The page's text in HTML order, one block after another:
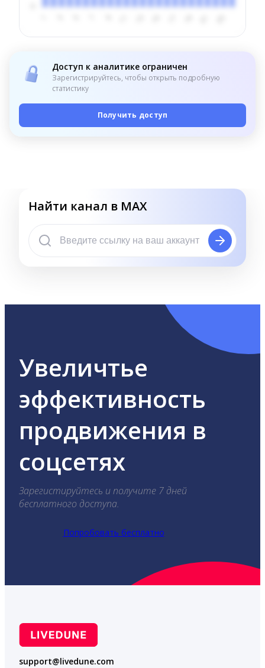
Доступ к аналитике ограничен
Зарегистрируйтесь, чтобы открыть подробную
статистику
Получить доступ
Найти канал в MAX
Увеличтье
эффективность
продвижения в
соцсетях
Зарегистируйтесь и получите 7 дней
бесплатного доступа.
Попробовать бесплатно
support@livedune.com